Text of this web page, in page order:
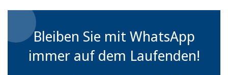
Bleiben Sie mit WhatsApp
immer auf dem Laufenden!